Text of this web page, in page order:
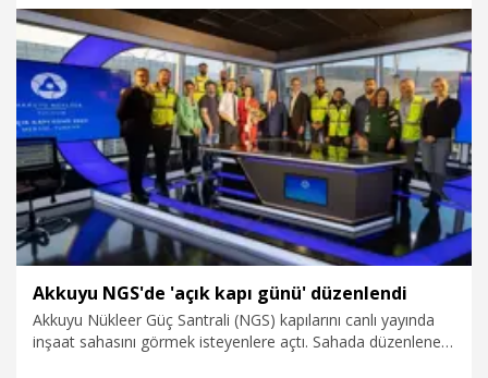
yolundaki en büyük hedefimiz Türkiye’yi enerjide bağımsız
kılmaktır” dedi.
18.01.2025 Politika
Akkuyu NGS'de 'açık kapı günü' düzenlendi
Akkuyu Nükleer Güç Santrali (NGS) kapılarını canlı yayında
inşaat sahasını görmek isteyenlere açtı. Sahada düzenlenen